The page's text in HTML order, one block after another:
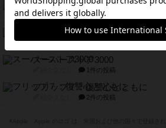
スターマイン・ラミー ポケット
紹介文あり 2件の投稿
紹介文あり 1件の投稿
スーパーストア3000
1件の投稿
フリップ７：復讐心とともに
2件の投稿